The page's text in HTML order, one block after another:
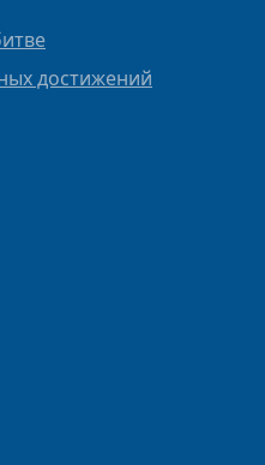
достижений